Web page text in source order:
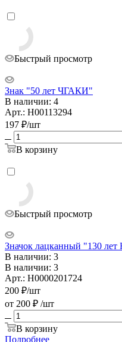
Быстрый просмотр
Знак "50 лет ЧГАКИ"
В наличии: 4
Арт.: Н00113294
197 ₽/шт
В корзину
Быстрый просмотр
Значок лацканный "130
В наличии: 3
В наличии: 3
Арт.: Н0000201724
200 ₽/шт
от 200 ₽ /шт
В корзину
Подробнее